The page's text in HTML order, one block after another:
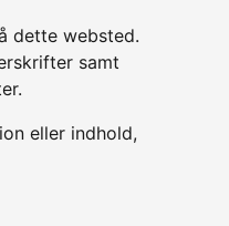
dette websted.
samt
eller indhold,